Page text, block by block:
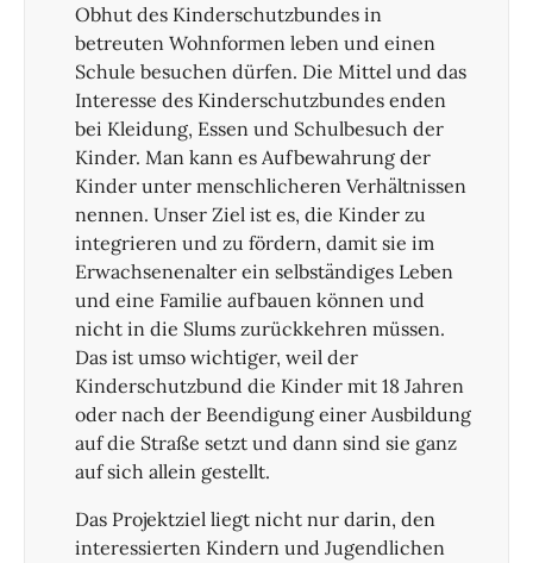
Obhut des Kinderschutzbundes in
betreuten Wohnformen leben und einen
Schule besuchen dürfen. Die Mittel und das
Interesse des Kinderschutzbundes enden
bei Kleidung, Essen und Schulbesuch der
Kinder. Man kann es Aufbewahrung der
Kinder unter menschlicheren Verhältnissen
nennen. Unser Ziel ist es, die Kinder zu
integrieren und zu fördern, damit sie im
Erwachsenenalter ein selbständiges Leben
und eine Familie aufbauen können und
nicht in die Slums zurückkehren müssen.
Das ist umso wichtiger, weil der
Kinderschutzbund die Kinder mit 18 Jahren
oder nach der Beendigung einer Ausbildung
auf die Straße setzt und dann sind sie ganz
auf sich allein gestellt.
Das Projektziel liegt nicht nur darin, den
interessierten Kindern und Jugendlichen